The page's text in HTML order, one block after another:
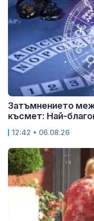
Затъмнението
късмет: Най-
12:42 • 06.08.26